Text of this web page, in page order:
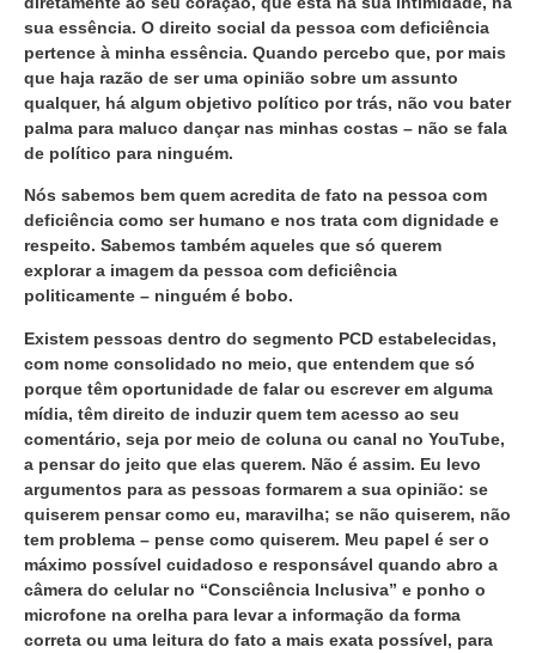
sua essência. O direito social da pessoa com deficiência
pertence à minha essência. Quando percebo que, por mais
que haja razão de ser uma opinião sobre um assunto
qualquer, há algum objetivo político por trás, não vou bater
palma para maluco dançar nas minhas costas – não se fala
de político para ninguém.
Nós sabemos bem quem acredita de fato na pessoa com
deficiência como ser humano e nos trata com dignidade e
respeito. Sabemos também aqueles que só querem
explorar a imagem da pessoa com deficiência
politicamente – ninguém é bobo.
Existem pessoas dentro do segmento PCD estabelecidas,
com nome consolidado no meio, que entendem que só
porque têm oportunidade de falar ou escrever em alguma
mídia, têm direito de induzir quem tem acesso ao seu
comentário, seja por meio de coluna ou canal no YouTube,
a pensar do jeito que elas querem. Não é assim. Eu levo
argumentos para as pessoas formarem a sua opinião: se
quiserem pensar como eu, maravilha; se não quiserem, não
tem problema – pense como quiserem. Meu papel é ser o
máximo possível cuidadoso e responsável quando abro a
câmera do celular no “Consciência Inclusiva” e ponho o
microfone na orelha para levar a informação da forma
correta ou uma leitura do fato a mais exata possível, para